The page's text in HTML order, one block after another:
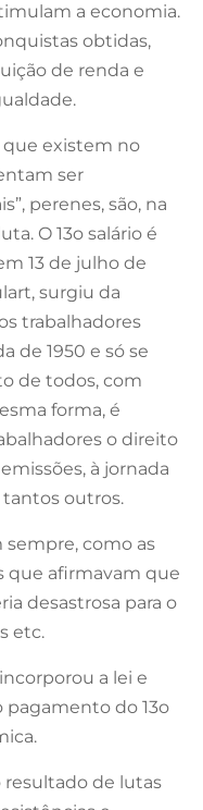
a economia.
obtidas,
de renda e
que existem no
ser
perenes, são, na
O 13o salário é
13 de julho de
surgiu da
trabalhadores
de 1950 e só se
de todos, com
forma, é
o direito
à jornada
outros.
sempre, como as
que afirmavam que
desastrosa para o
etc.
a lei e
do 13o
resultado de lutas